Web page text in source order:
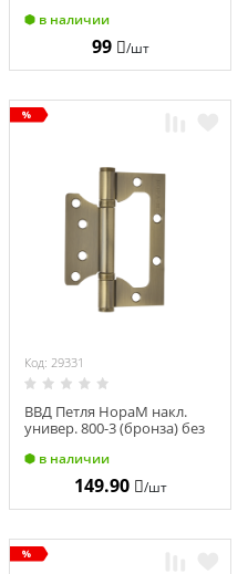
в наличии
99 /шт
Код: 29331
ВВД Петля НораМ накл.
универ. 800-3 (бронза) без
в наличии
149.90 /шт